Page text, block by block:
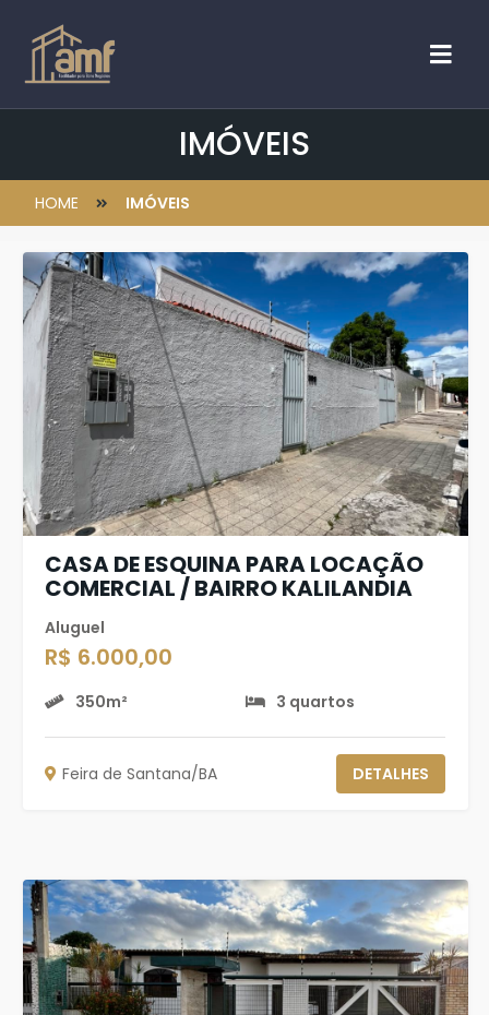
IMÓVEIS
HOME IMÓVEIS
CASA DE ESQUINA PARA LOCAÇÃO
COMERCIAL / BAIRRO KALILANDIA
Aluguel
R$ 6.000,00
350m² 3 quartos
Feira de Santana/BA DETALHES